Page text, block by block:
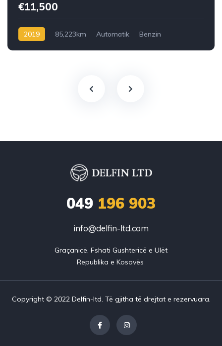
€11,500
2019 85,223km Automatik Benzin
049 196 903
info@delfin-ltd.com
Graçanicë, Fshati Gushtericë e Ulët
Copyright © 2022 Delfin-ltd. Të gjitha të drejtat e rezervuara.